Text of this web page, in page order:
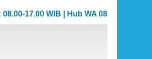
WIB | Hub WA 081383706862